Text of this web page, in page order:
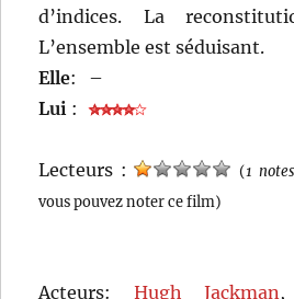
d’indices. La
L’ensemble est séduisant.
Elle:
–
Lui :
Lecteurs : (1
vous pouvez noter ce film)
Acteurs: Hugh Jackman